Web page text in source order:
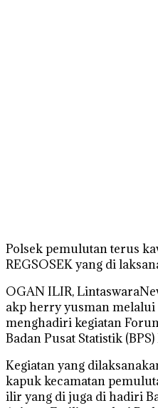
Polsek pemulutan terus
REGSOSEK yang di
OGAN ILIR,
akp herry yusman melalui
menghadiri kegiatan
Badan Pusat Statistik
Kegiatan yang
kapuk kecamatan
ilir yang di juga di hadiri